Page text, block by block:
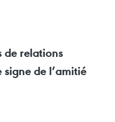
de relations
de l’amitié